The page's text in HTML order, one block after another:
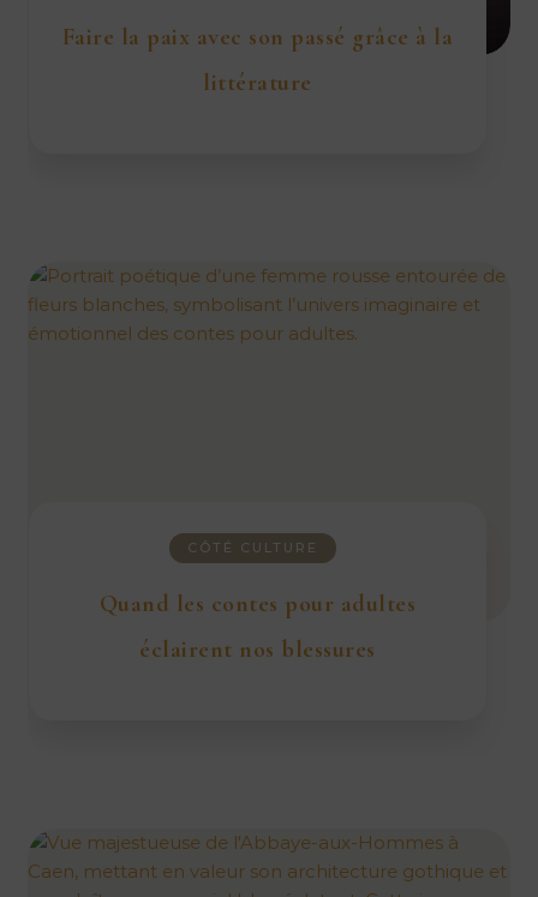
Faire la paix avec son passé grâce à la
littérature
CÔTÉ CULTURE
Quand les contes pour adultes
éclairent nos blessures